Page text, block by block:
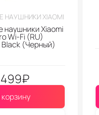
XIAOMI
наушники Xiaomi
Wi-Fi (RU)
(Черный)
₽